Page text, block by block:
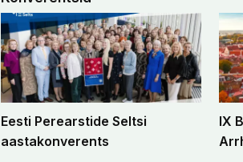
Eesti Perearstide Seltsi
aastakonverents
IX